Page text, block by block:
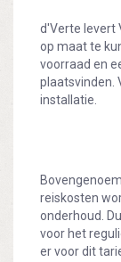
d'Verte levert
op maat te
voorraad en
plaatsvinden.
installatie.
reiskosten
onderhoud.
voor het
er voor dit